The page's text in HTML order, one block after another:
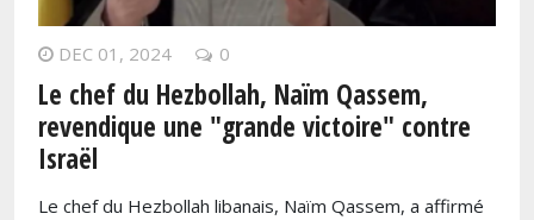
DEC 01, 2024 0
Le chef du Hezbollah, Naïm Qassem,
revendique une "grande victoire" contre
Israël
Le chef du Hezbollah libanais, Naïm Qassem, a affirmé